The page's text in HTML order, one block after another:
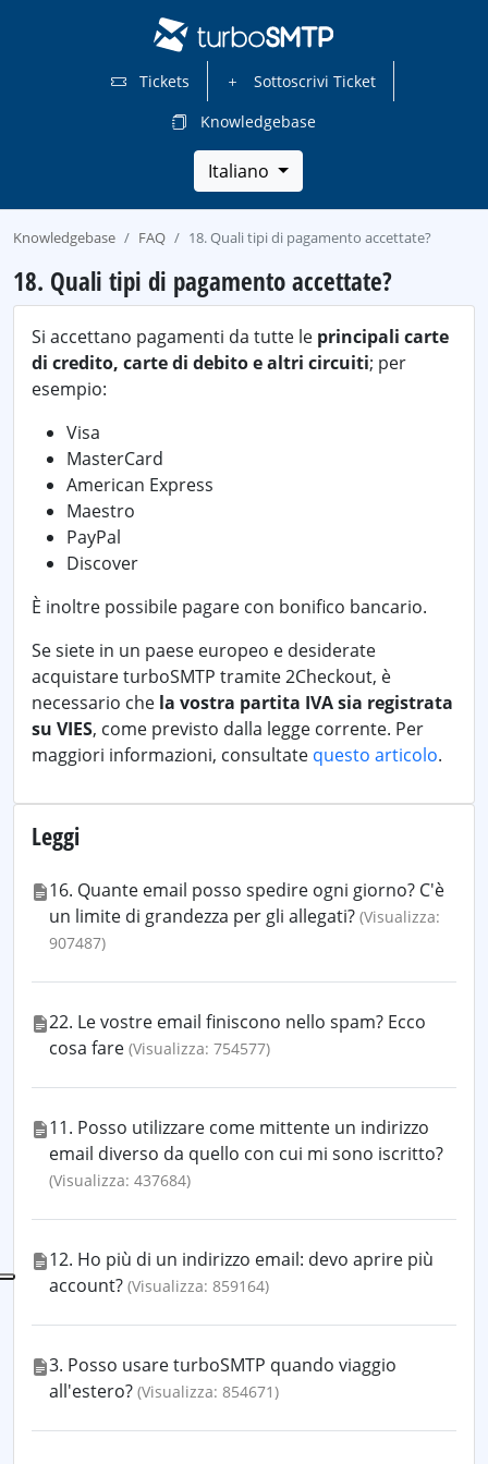
Tickets
Sottoscrivi Ticket
Knowledgebase
Italiano
Knowledgebase FAQ 18. Quali tipi di pagamento accettate?
18. Quali tipi di pagamento accettate?
Si accettano pagamenti da tutte le principali carte
di credito, carte di debito e altri circuiti; per
esempio:
Visa
MasterCard
American Express
Maestro
PayPal
Discover
È inoltre possibile pagare con bonifico bancario.
Se siete in un paese europeo e desiderate
acquistare turboSMTP tramite 2Checkout, è
necessario che la vostra partita IVA sia registrata
su VIES, come previsto dalla legge corrente. Per
maggiori informazioni, consultate questo articolo.
Leggi
16. Quante email posso spedire ogni giorno? C'è
un limite di grandezza per gli allegati? (Visualizza:
907487)
22. Le vostre email finiscono nello spam? Ecco
cosa fare (Visualizza: 754577)
11. Posso utilizzare come mittente un indirizzo
email diverso da quello con cui mi sono iscritto?
(Visualizza: 437684)
12. Ho più di un indirizzo email: devo aprire più
account? (Visualizza: 859164)
3. Posso usare turboSMTP quando viaggio
all'estero? (Visualizza: 854671)